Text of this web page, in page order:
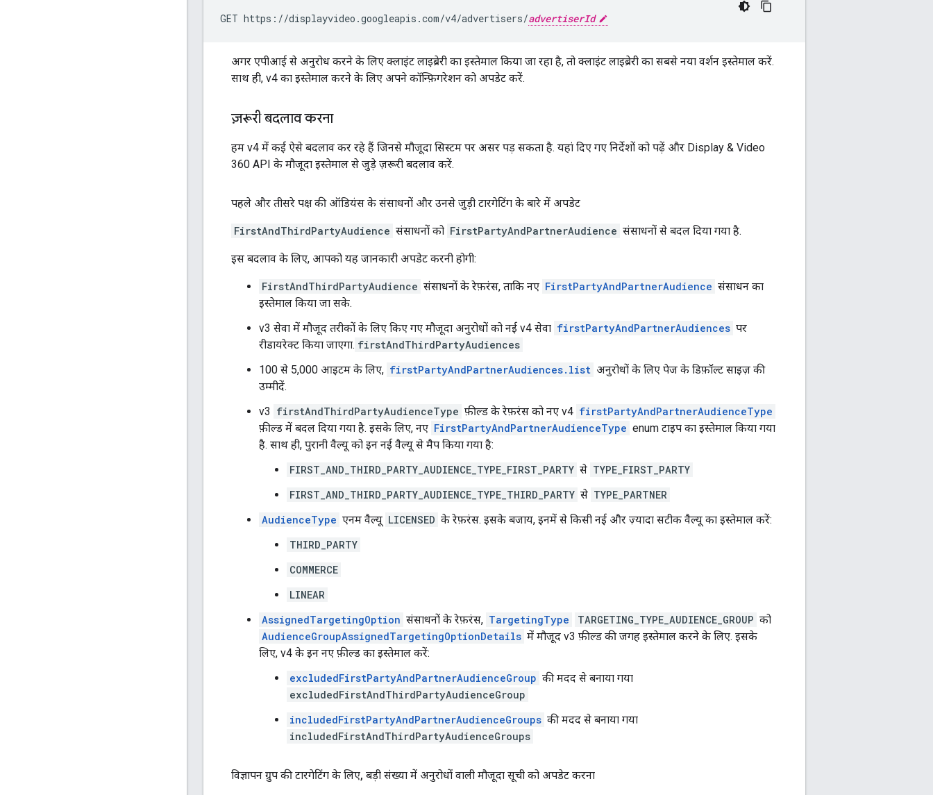
GET https://displayvideo.googleapis.com/v4/advertisers/advertiserId
अगर एपीआई से अनुरोध करने के लिए क्लाइंट लाइब्रेरी का इस्तेमाल किया जा रहा है, तो क्लाइंट लाइब्रेरी का सबसे नया वर्शन इस्तेमाल करें.
साथ ही, v4 का इस्तेमाल करने के लिए अपने कॉन्फ़िगरेशन को अपडेट करें.
ज़रूरी बदलाव करना
हम v4 में कई ऐसे बदलाव कर रहे हैं जिनसे मौजूदा सिस्टम पर असर पड़ सकता है. यहां दिए गए निर्देशों को पढ़ें और Display & Video
360 API के मौजूदा इस्तेमाल से जुड़े ज़रूरी बदलाव करें.
पहले और तीसरे पक्ष की ऑडियंस के संसाधनों और उनसे जुड़ी टारगेटिंग के बारे में अपडेट
FirstAndThirdPartyAudience संसाधनों को FirstPartyAndPartnerAudience संसाधनों से बदल दिया गया है.
इस बदलाव के लिए, आपको यह जानकारी अपडेट करनी होगी:
FirstAndThirdPartyAudience संसाधनों के रेफ़रंस, ताकि नए FirstPartyAndPartnerAudience संसाधन का
इस्तेमाल किया जा सके.
v3 सेवा में मौजूद तरीकों के लिए किए गए मौजूदा अनुरोधों को नई v4 सेवा firstPartyAndPartnerAudiences पर
रीडायरेक्ट किया जाएगा. firstAndThirdPartyAudiences
100 से 5,000 आइटम के लिए, firstPartyAndPartnerAudiences.list अनुरोधों के लिए पेज के डिफ़ॉल्ट साइज़ की
उम्मीदें.
v3 firstAndThirdPartyAudienceType फ़ील्ड के रेफ़रंस को नए v4 firstPartyAndPartnerAudienceType
फ़ील्ड में बदल दिया गया है. इसके लिए, नए FirstPartyAndPartnerAudienceType enum टाइप का इस्तेमाल किया गया
है. साथ ही, पुरानी वैल्यू को इन नई वैल्यू से मैप किया गया है:
FIRST_AND_THIRD_PARTY_AUDIENCE_TYPE_FIRST_PARTY से TYPE_FIRST_PARTY
FIRST_AND_THIRD_PARTY_AUDIENCE_TYPE_THIRD_PARTY से TYPE_PARTNER
AudienceType एनम वैल्यू LICENSED के रेफ़रंस. इसके बजाय, इनमें से किसी नई और ज़्यादा सटीक वैल्यू का इस्तेमाल करें:
THIRD_PARTY
COMMERCE
LINEAR
AssignedTargetingOption संसाधनों के रेफ़रंस, TargetingType TARGETING_TYPE_AUDIENCE_GROUP को
AudienceGroupAssignedTargetingOptionDetails में मौजूद v3 फ़ील्ड की जगह इस्तेमाल करने के लिए. इसके
लिए, v4 के इन नए फ़ील्ड का इस्तेमाल करें:
excludedFirstPartyAndPartnerAudienceGroup की मदद से बनाया गया
excludedFirstAndThirdPartyAudienceGroup
includedFirstPartyAndPartnerAudienceGroups की मदद से बनाया गया
includedFirstAndThirdPartyAudienceGroups
विज्ञापन ग्रुप की टारगेटिंग के लिए, बड़ी संख्या में अनुरोधों वाली मौजूदा सूची को अपडेट करना